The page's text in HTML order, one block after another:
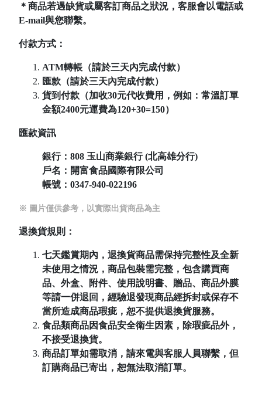
＊商品若遇缺貨或屬客訂商品之狀況，客服會以電話或
E-mail與您聯繫。
付款方式：
ATM轉帳（請於三天內完成付款）
匯款（請於三天內完成付款）
貨到付款（加收30元代收費用，例如：常溫訂單
金額2400元運費為120+30=150）
匯款資訊
銀行：808 玉山商業銀行 (北高雄分行)
戶名：開富食品國際有限公司
帳號： 0347-940-022196
※ 圖片僅供參考，以實際出貨商品為主
退換貨規則：
七天鑑賞期內，退換貨商品需保持完整性及全新
未使用之情況，商品包裝需完整，包含購買商
品、外盒、附件、使用說明書、贈品、商品外膜
等請一併退回，經驗退發現商品經拆封或保存不
當所造成商品瑕疵，恕不提供退換貨服務。
食品類商品因食品安全衛生因素，除瑕疵品外，
不接受退換貨。
商品訂單如需取消，請來電與客服人員聯繫，但
訂購商品已寄出，恕無法取消訂單。